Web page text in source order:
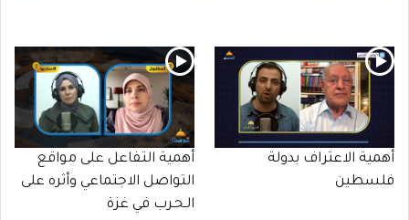
أهمية الاعتراف بدولة
فلسطين
أهمية التفاعل على مواقع
التواصل الاجتماعي وأثره على
الـحـرب في غزة